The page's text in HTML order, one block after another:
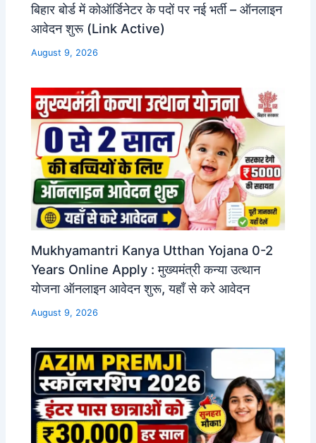
बिहार बोर्ड में कोऑर्डिनेटर के पदों पर नई भर्ती – ऑनलाइन
आवेदन शुरू (Link Active)
August 9, 2026
Mukhyamantri Kanya Utthan Yojana 0-2
Years Online Apply : मुख्यमंत्री कन्या उत्थान
योजना ऑनलाइन आवेदन शुरू, यहाँ से करे आवेदन
August 9, 2026